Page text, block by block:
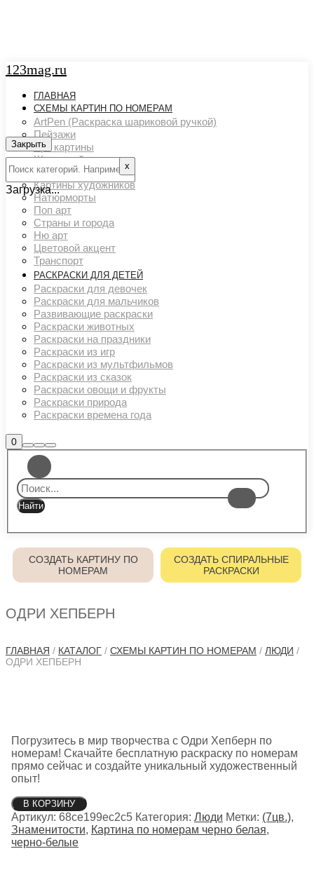
123mag.ru
ГЛАВНАЯ
СХЕМЫ КАРТИН ПО НОМЕРАМ
ArtPen (Раскраска шариковой ручкой)
Пейзажи
Арт картины
Животный мир
Люди
Картины художников
Натюрморты
Поп арт
Страны и города
Ню арт
Цветовой акцент
Транспорт
РАСКРАСКИ ДЛЯ ДЕТЕЙ
Раскраски для девочек
Раскраски для мальчиков
Развивающие раскраски
Раскраски животных
Раскраски на праздники
Раскраски из игр
Раскраски из мультфильмов
Раскраски из сказок
Раскраски овощи и фрукты
Раскраски природа
Раскраски времена года
0Боковая
панель
магазина
Найти
Больше
информации
Главное
меню
СОЗДАТЬ КАРТИНУ ПО
НОМЕРАМ
СОЗДАТЬ СПИРАЛЬНЫЕ
РАСКРАСКИ
ОДРИ ХЕПБЕРН
ГЛАВНАЯ / КАТАЛОГ / СХЕМЫ КАРТИН ПО НОМЕРАМ / ЛЮДИ /
ОДРИ ХЕПБЕРН
Погрузитесь в мир творчества с Одри Хепберн по
номерам! Скачайте бесплатную раскраску по номерам
прямо сейчас и создайте уникальный художественный
опыт!
Количество
товара
Одри
Хепберн
В КОРЗИНУ
Артикул: 68ce199ec2c5 Категория: Люди Метки: (7цв.),
Знаменитости, Картина по номерам черно белая,
черно-белые
Закрыть
х
Загрузка...